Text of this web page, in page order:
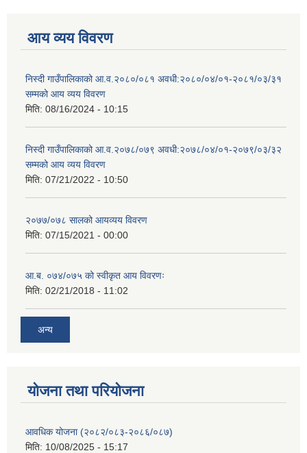
आय व्यय विवरण
निस्दी गाउँपालिकाको आ.व.२०८०/०८१ अवधी:२०८०/०४/०१-२०८१/०३/३१
सम्मको आय व्यय विवरण
मिति: 08/16/2024 - 10:15
निस्दी गाउँपालिकाको आ.व.२०७८/०७९ अवधी:२०७८/०४/०१-२०७९/०३/३२
सम्मको आय व्यय विवरण
मिति: 07/21/2022 - 10:50
२०७७/०७८ सालको आयव्यय विवरण
मिति: 07/15/2021 - 00:00
आ.ब. ०७४/०७५ को स्वीकृत आय विवरणः
मिति: 02/21/2018 - 11:02
अन्य
योजना तथा परियोजना
आवधिक योजना (२०८२/०८३-२०८६/०८७)
मिति: 10/08/2025 - 15:17